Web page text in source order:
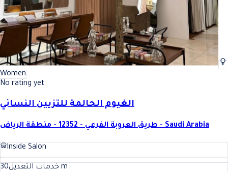
Women
No rating yet
الغيوم الحالمة للتزيين النسائي
طريق العروبة الفرعي - 12352 - منطقة الرياض - Saudi Arabia
Inside Salon
خدمات التعديل30
m